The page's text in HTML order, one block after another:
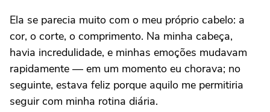
Ela se parecia muito com o meu próprio cabelo: a
cor, o corte, o comprimento. Na minha cabeça,
havia incredulidade, e minhas emoções mudavam
rapidamente — em um momento eu chorava; no
seguinte, estava feliz porque aquilo me permitiria
seguir com minha rotina diária.